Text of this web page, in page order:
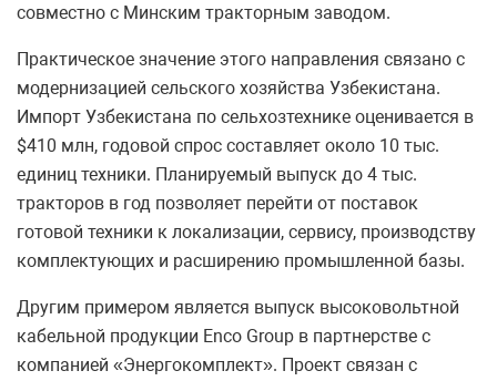
совместно с Минским тракторным заводом.
Практическое значение этого направления связано с
модернизацией сельского хозяйства Узбекистана.
Импорт Узбекистана по сельхозтехнике оценивается в
$410 млн, годовой спрос составляет около 10 тыс.
единиц техники. Планируемый выпуск до 4 тыс.
тракторов в год позволяет перейти от поставок
готовой техники к локализации, сервису, производству
комплектующих и расширению промышленной базы.
Другим примером является выпуск высоковольтной
кабельной продукции Enco Group в партнерстве с
компанией «Энергокомплект». Проект связан с